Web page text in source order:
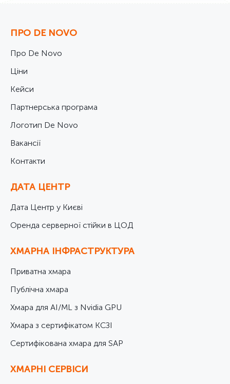
ПРО DE NOVO
Про De Novo
Ціни
Кейси
Партнерська програма
Логотип De Novo
Вакансії
Контакти
ДАТА ЦЕНТР
Дата Центр у Києві
Оренда серверної стійки в ЦОД
ХМАРНА ІНФРАСТРУКТУРА
Приватна хмара
Публічна хмара
Хмара для AI/ML з Nvidia GPU
Хмара з сертифікатом КСЗІ
Cертифікована хмара для SAP
ХМАРНІ СЕРВІСИ